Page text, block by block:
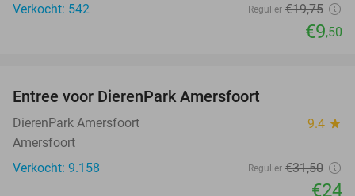
Verkocht: 542
Regulier €19,75
€9,50
Entree voor DierenPark Amersfoort
DierenPark Amersfoort 9.4 star
Amersfoort
Verkocht: 9.158
Regulier €31,50
€24